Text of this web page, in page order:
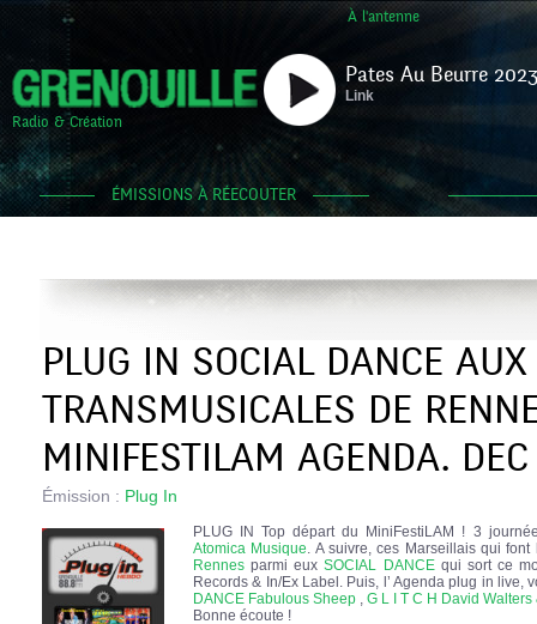
À l'antenne
Radio & Création
Pates Au Beurre
Link
ÉMISSIONS À RÉECOUTER
PLUG IN SOCIAL DANCE AUX
TRANSMUSICALES DE
MINIFESTILAM AGENDA.
Émission : Plug In
PLUG IN Top départ du MiniFestiLAM ! 3
Atomica Musique
. A suivre, ces Marseillais qui
Rennes parmi euxSOCIAL DANCEqui sort ce
Records & In/Ex Label. Puis, l’ Agenda plug in live,
DANCE Fabulous Sheep G L I T C H David Walters
Bonne écoute !